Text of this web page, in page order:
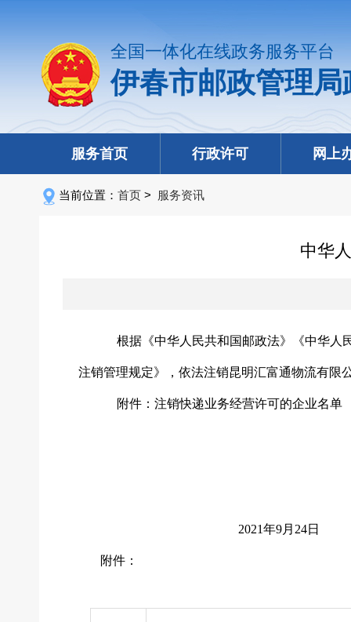
全国一体化在线政务服务平台
伊春市邮政管理
服务首页 行政许可 网上
当前位置： 首页 > 服务资讯
中华
根据《中华人民共和国邮政法》《中华人
注销管理规定》，依法注销昆明汇富通物流有限
附件：注销快递业务经营许可的企业名单
2021年9月24日
附件：